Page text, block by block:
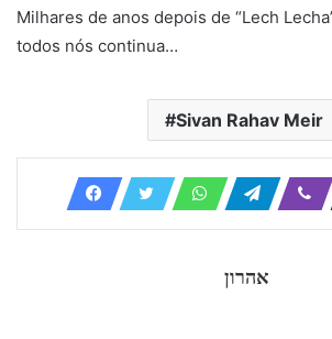
Milhares de anos depois de “Lech
todos nós continua…
Sivan Rahav Meir
אהרון